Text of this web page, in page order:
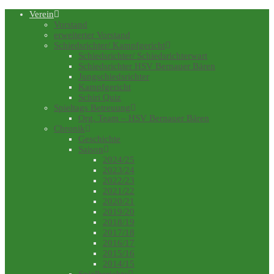
Verein
Vorstand
erweiterter Vorstand
Schiedsrichter/ Kampfgericht
Schiedsrichter/ Schiedsrichterwart
Schiedsrichter HSV Bernauer Bären
Jungschiedsrichter
Kampfgericht
Schiri Quiz
Spieltags Betreuung
Org. Team – HSV Bernauer Bären
Chronik
Geschichte
Saison
2024/25
2023/24
2022/23
2021/22
2020/21
2019/20
2018/19
2017/18
2016/17
2015/16
2014/15